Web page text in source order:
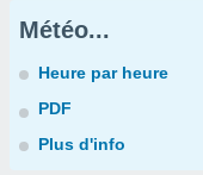
Météo...
Heure par heure
PDF
Plus d'info